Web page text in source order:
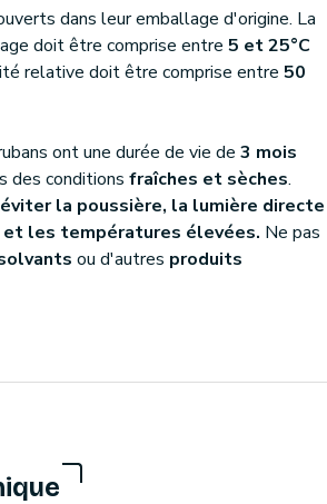
dans leur emballage d'origine. La
doit être comprise entre 5 et 25°C
relative doit être comprise entre 50
ont une durée de vie de 3 mois
des conditions fraîches et sèches.
éviter la poussière, la lumière directe
les températures élevées. Ne pas
ou d'autres produits